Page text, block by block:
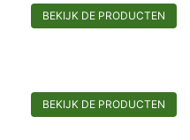
BEKIJK DE PRODUCTEN
BEKIJK DE PRODUCTEN